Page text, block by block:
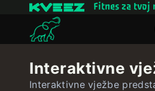
Fitnes za tvoj
Kvizovi
Interaktivne
Interaktivne vježbe